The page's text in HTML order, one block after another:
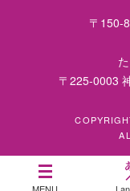
〒150-
〒225-0003